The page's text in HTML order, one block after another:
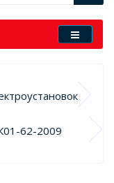
62-2009